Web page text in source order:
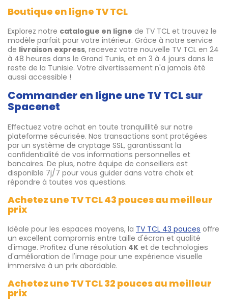
Boutique en ligne TV TCL
Explorez notre catalogue en ligne de TV TCL et trouvez le
modèle parfait pour votre intérieur. Grâce à notre service
de livraison express, recevez votre nouvelle TV TCL en 24
à 48 heures dans le Grand Tunis, et en 3 à 4 jours dans le
reste de la Tunisie. Votre divertissement n'a jamais été
aussi accessible !
Commander en ligne une TV TCL sur
Spacenet
Effectuez votre achat en toute tranquillité sur notre
plateforme sécurisée. Nos transactions sont protégées
par un système de cryptage SSL, garantissant la
confidentialité de vos informations personnelles et
bancaires. De plus, notre équipe de conseillers est
disponible 7j/7 pour vous guider dans votre choix et
répondre à toutes vos questions.
Achetez une TV TCL 43 pouces au meilleur
prix
Idéale pour les espaces moyens, la TV TCL 43 pouces offre
un excellent compromis entre taille d'écran et qualité
d'image. Profitez d'une résolution 4K et de technologies
d'amélioration de l'image pour une expérience visuelle
immersive à un prix abordable.
Achetez une TV TCL 32 pouces au meilleur
prix